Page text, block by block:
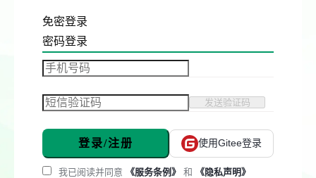
免密登录
密码登录
发送验证码
登录/注册 使用Gitee登录
我已阅读并同意 《服务条例》 和 《隐私声明》